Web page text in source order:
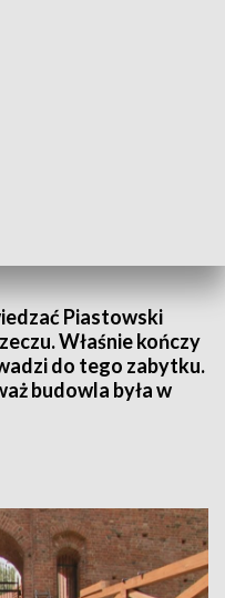
Piastowski
Właśnie kończy
do tego zabytku.
budowla była w